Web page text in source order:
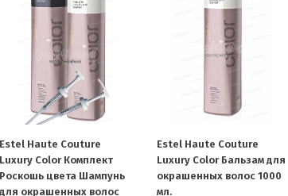
Estel Haute Couture
Luxury Color Комплект
Роскошь цвета Шампунь
для окрашенных волос
Estel Haute Couture
Luxury Color Бальзам для
окрашенных волос 1000
мл.